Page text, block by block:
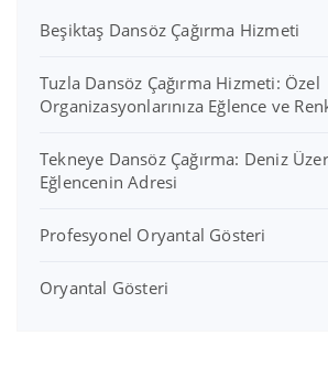
Beşiktaş Dansöz Çağırma Hizmeti
Tuzla Dansöz Çağırma Hizmeti: Özel
Organizasyonlarınıza Eğlence ve
Tekneye Dansöz Çağırma: Deniz
Eğlencenin Adresi
Profesyonel Oryantal Gösteri
Oryantal Gösteri